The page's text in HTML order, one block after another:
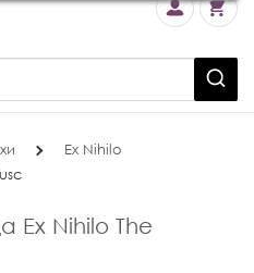
Ex Nihilo
Nihilo The